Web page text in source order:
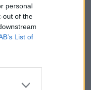
personal
out of the
List of